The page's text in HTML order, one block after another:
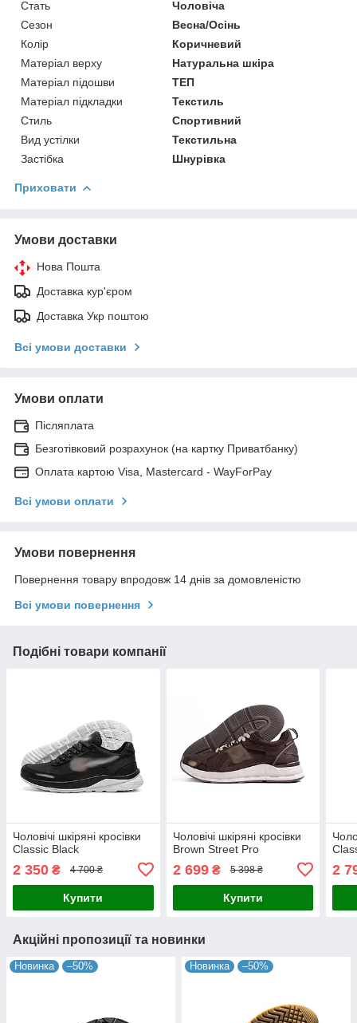
Стать
Чоловіча
Сезон
Весна/Осінь
Колір
Коричневий
Матеріал верху
Натуральна шкіра
Матеріал підошви
ТЕП
Матеріал підкладки
Текстиль
Стиль
Спортивний
Вид устілки
Текстильна
Застібка
Шнурівка
Приховати
Умови доставки
Нова Пошта
Доставка кур'єром
Доставка Укр поштою
Всі умови доставки
Умови оплати
Післяплата
Безготівковий розрахунок (на картку Приватбанку)
Оплата картою Visa, Mastercard - WayForPay
Всі умови оплати
Умови повернення
Повернення товару впродовж 14 днів за домовленістю
Всі умови повернення
Подібні товари компанії
Чоловічі шкіряні кросівки
Classic Black
2 350 ₴ 4 700 ₴
Купити
Чоловічі шкіряні кросівки
Brown Street Pro
2 699₴ 5 398 ₴
Купити
2
Акційні пропозиції та новинки
Новинка –50% Новинка –50%